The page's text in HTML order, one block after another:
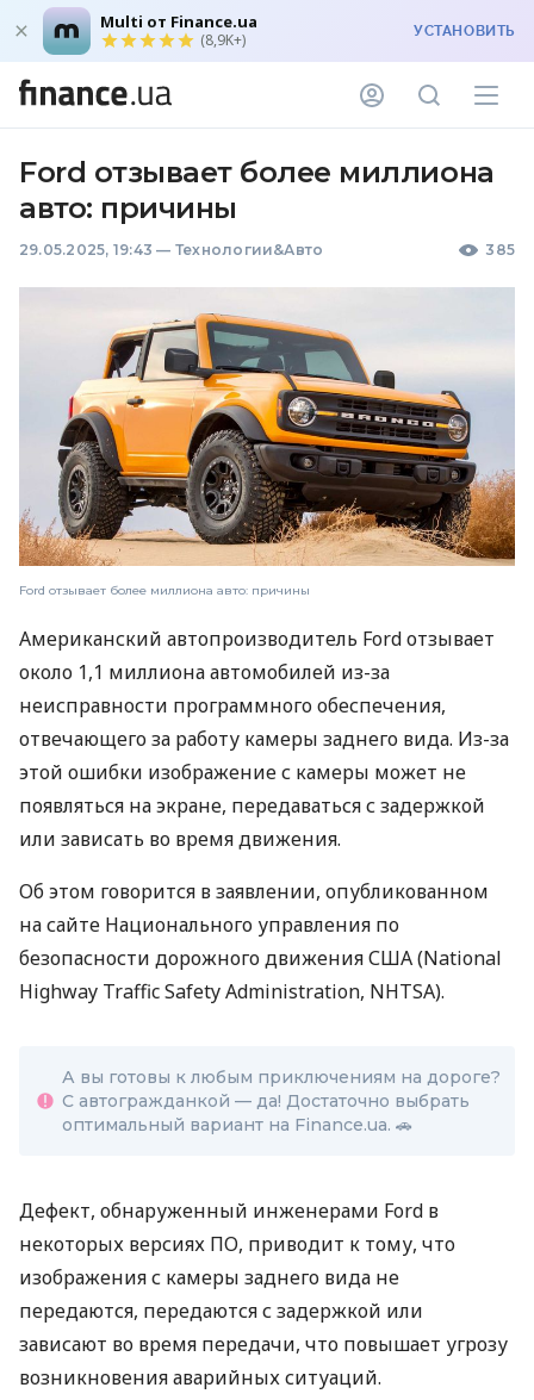
Multi от Finance.ua
(8,9K+) УСТАНОВИТЬ
Ford отзывает более миллиона
авто: причины
29.05.2025, 19:43 — Технологии&Авто 385
Ford отзывает более миллиона авто: причины
Американский автопроизводитель Ford отзывает
около 1,1 миллиона автомобилей из-за
неисправности программного обеспечения,
отвечающего за работу камеры заднего вида. Из-за
этой ошибки изображение с камеры может не
появляться на экране, передаваться с задержкой
или зависать во время движения.
Об этом говорится в заявлении, опубликованном
на сайте Национального управления по
безопасности дорожного движения США (National
Highway Traffic Safety Administration, NHTSA).
А вы готовы к любым приключениям на дороге?
С автогражданкой — да! Достаточно выбрать
оптимальный вариант на Finance.ua. 🚗
Дефект, обнаруженный инженерами Ford в
некоторых версиях ПО, приводит к тому, что
изображения с камеры заднего вида не
передаются, передаются с задержкой или
зависают во время передачи, что повышает угрозу
возникновения аварийных ситуаций.